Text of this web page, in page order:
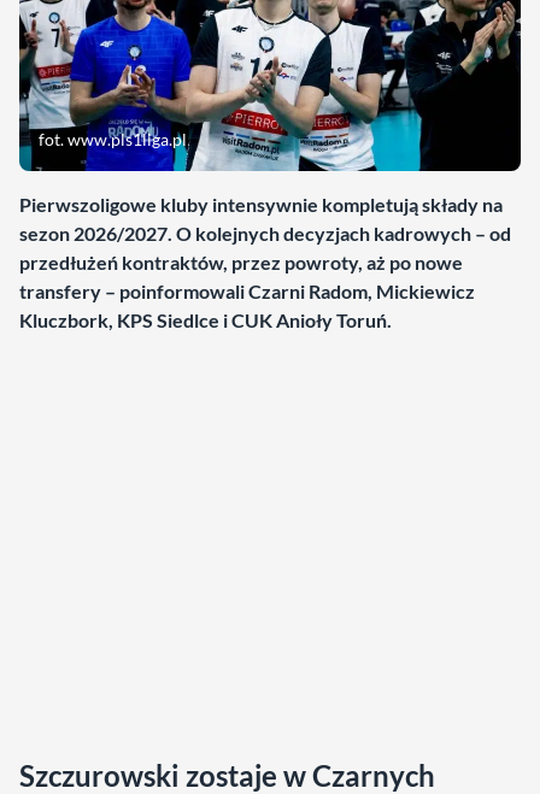
fot. www.pls1liga.pl
Pierwszoligowe kluby intensywnie kompletują składy na
sezon 2026/2027. O kolejnych decyzjach kadrowych – od
przedłużeń kontraktów, przez powroty, aż po nowe
transfery – poinformowali Czarni Radom, Mickiewicz
Kluczbork, KPS Siedlce i CUK Anioły Toruń.
Szczurowski zostaje w Czarnych